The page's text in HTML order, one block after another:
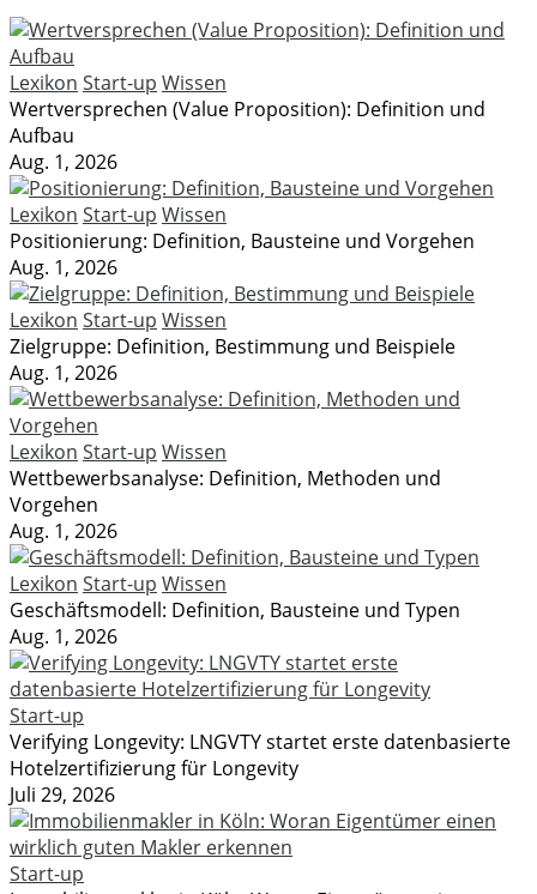
Lexikon Start-up Wissen
Wertversprechen (Value Proposition): Definition und
Aufbau
Aug. 1, 2026
Lexikon Start-up Wissen
Positionierung: Definition, Bausteine und Vorgehen
Aug. 1, 2026
Lexikon Start-up Wissen
Zielgruppe: Definition, Bestimmung und Beispiele
Aug. 1, 2026
Lexikon Start-up Wissen
Wettbewerbsanalyse: Definition, Methoden und
Vorgehen
Aug. 1, 2026
Lexikon Start-up Wissen
Geschäftsmodell: Definition, Bausteine und Typen
Aug. 1, 2026
Start-up
Verifying Longevity: LNGVTY startet erste datenbasierte
Hotelzertifizierung für Longevity
Juli 29, 2026
Start-up